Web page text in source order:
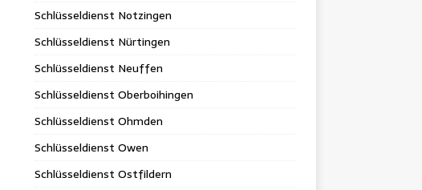
Schlüsseldienst Notzingen
Schlüsseldienst Nürtingen
Schlüsseldienst Neuffen
Schlüsseldienst Oberboihingen
Schlüsseldienst Ohmden
Schlüsseldienst Owen
Schlüsseldienst Ostfildern